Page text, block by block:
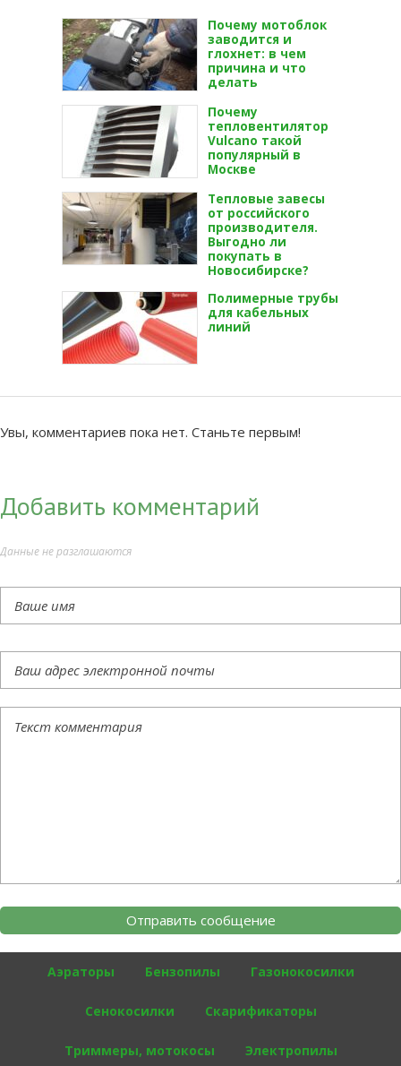
Почему мотоблок
заводится и
глохнет: в чем
причина и что
делать
Почему
тепловентилятор
Vulcano такой
популярный в
Москве
Тепловые завесы
от российского
производителя.
Выгодно ли
покупать в
Новосибирске?
Полимерные трубы
для кабельных
линий
Увы, комментариев пока нет. Станьте первым!
Добавить комментарий
Данные не разглашаются
Аэраторы Бензопилы Газонокосилки
Сенокосилки Скарификаторы
Триммеры, мотокосы Электропилы